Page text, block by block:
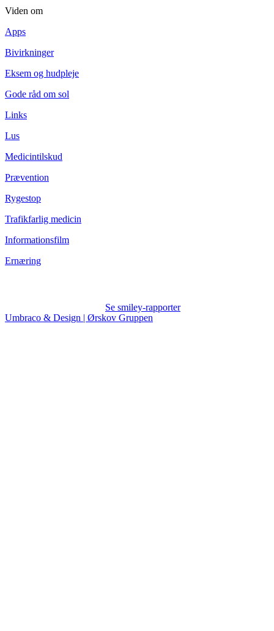
Viden om
Apps
Bivirkninger
Eksem og hudpleje
Gode råd om sol
Links
Lus
Medicintilskud
Prævention
Rygestop
Trafikfarlig medicin
Informationsfilm
Ernæring
Se smiley-rapporter
Umbraco & Design | Ørskov Gruppen